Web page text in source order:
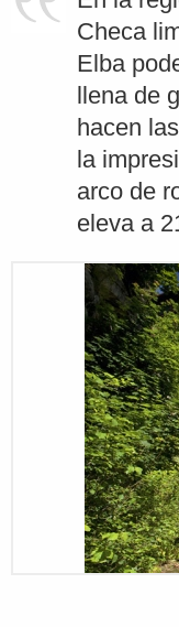
Checa
Elba
llena de
hacen
la
arco de
eleva a